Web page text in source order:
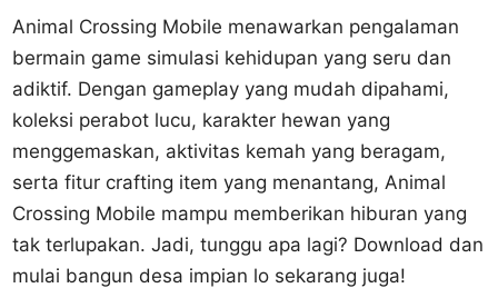
Animal Crossing Mobile menawarkan pengalaman
bermain game simulasi kehidupan yang seru dan
adiktif. Dengan gameplay yang mudah dipahami,
koleksi perabot lucu, karakter hewan yang
menggemaskan, aktivitas kemah yang beragam,
serta fitur crafting item yang menantang, Animal
Crossing Mobile mampu memberikan hiburan yang
tak terlupakan. Jadi, tunggu apa lagi? Download dan
mulai bangun desa impian lo sekarang juga!